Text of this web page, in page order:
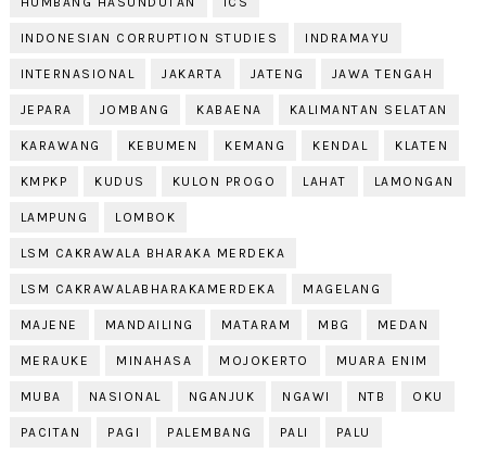
INDONESIAN CORRUPTION STUDIES INDRAMAYU
INTERNASIONAL JAKARTA JATENG JAWA TENGAH
JEPARA JOMBANG KABAENA KALIMANTAN SELATAN
KARAWANG KEBUMEN KEMANG KENDAL KLATEN
KMPKP KUDUS KULON PROGO LAHAT LAMONGAN
LAMPUNG LOMBOK
LSM CAKRAWALA BHARAKA MERDEKA
LSM CAKRAWALABHARAKAMERDEKA MAGELANG
MAJENE MANDAILING MATARAM MBG MEDAN
MERAUKE MINAHASA MOJOKERTO MUARA ENIM
MUBA NASIONAL NGANJUK NGAWI NTB OKU
PACITAN PAGI PALEMBANG PALI PALU